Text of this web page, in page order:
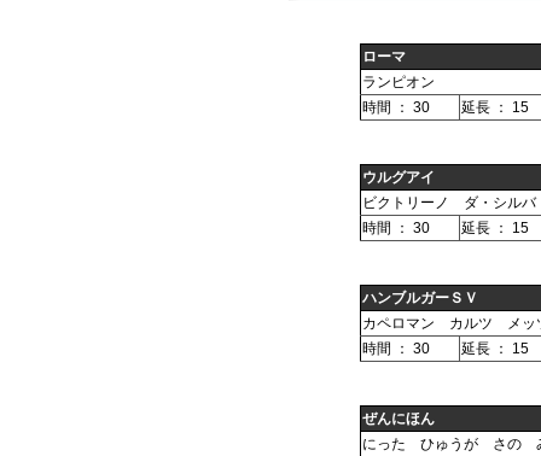
ローマ
ランピオン
時間 ： 30
延長 ： 15
ウルグアイ
ビクトリーノ ダ・シルバ
時間 ： 30
延長 ： 15
ハンブルガーＳＶ
カペロマン カルツ メッ
時間 ： 30
延長 ： 15
ぜんにほん
にった ひゅうが さの